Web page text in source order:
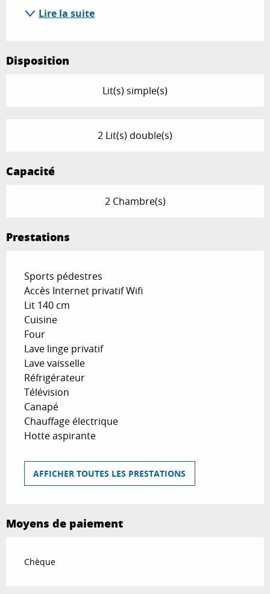
Lire la suite
Disposition
Lit(s) simple(s)
2 Lit(s) double(s)
Capacité
2 Chambre(s)
Prestations
Sports pédestres
Accès Internet privatif Wifi
Lit 140 cm
Cuisine
Four
Lave linge privatif
Lave vaisselle
Réfrigérateur
Télévision
Canapé
Chauffage électrique
Hotte aspirante
AFFICHER TOUTES LES PRESTATIONS
Moyens de paiement
Chèque